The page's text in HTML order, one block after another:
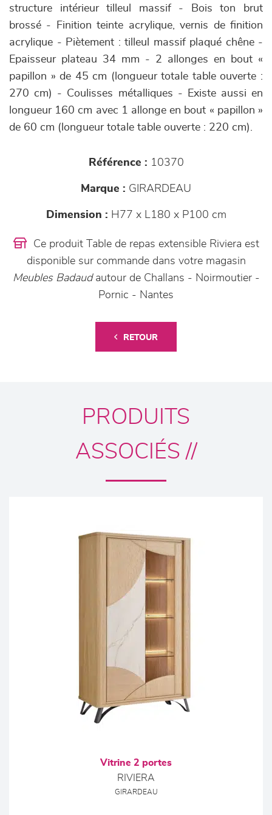
structure intérieur tilleul massif - Bois ton brut
brossé - Finition teinte acrylique, vernis de finition
acrylique - Piètement : tilleul massif plaqué chêne -
Epaisseur plateau 34 mm - 2 allonges en bout «
papillon » de 45 cm (longueur totale table ouverte :
270 cm) - Coulisses métalliques - Existe aussi en
longueur 160 cm avec 1 allonge en bout « papillon »
de 60 cm (longueur totale table ouverte : 220 cm).
Référence : 10370
Marque : GIRARDEAU
Dimension : H77 x L180 x P100 cm
Ce produit Table de repas extensible Riviera est
disponible sur commande dans votre magasin
Meubles Badaudautour de Challans - Noirmoutier -
Pornic - Nantes
RETOUR
PRODUITS
ASSOCIÉS //
Vitrine 2 portes
RIVIERA
GIRARDEAU